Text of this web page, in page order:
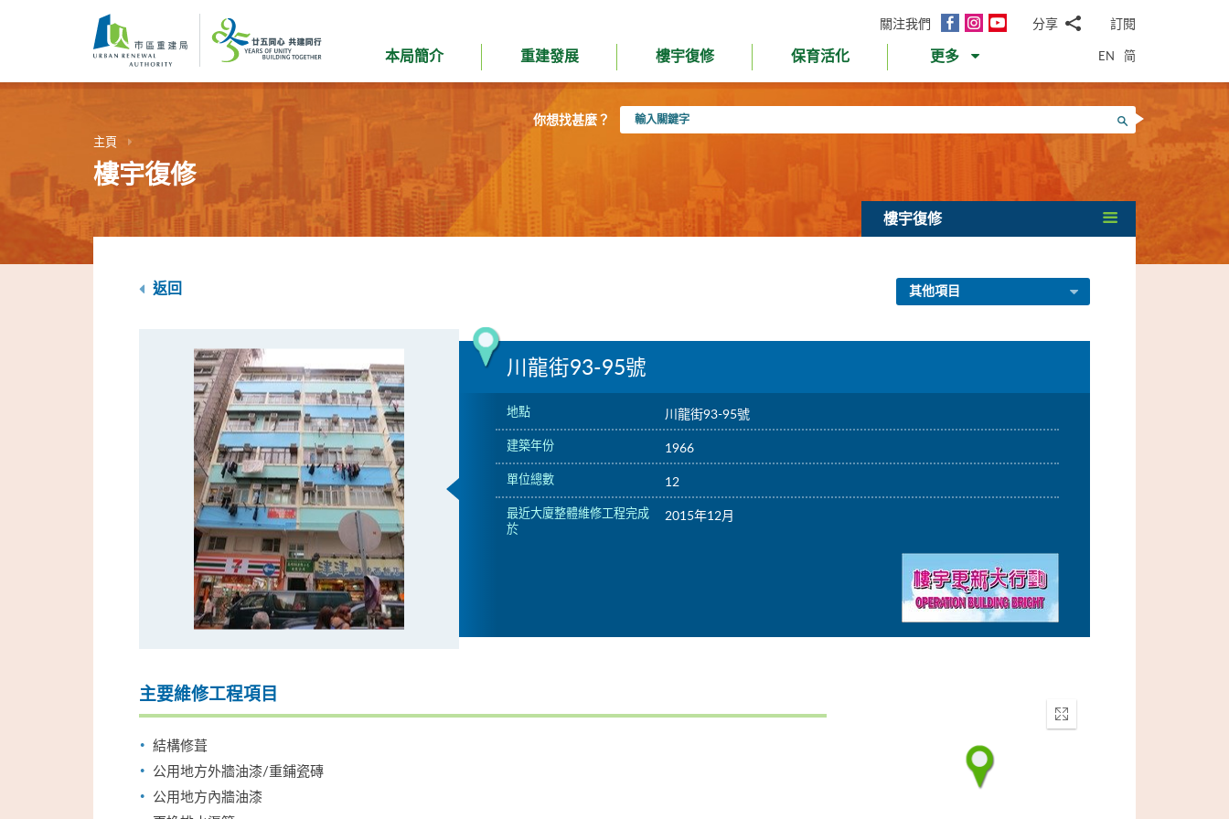
內
關注我們
面
InstagramYouTube分享
郵WhatsApp
微
信
面
書Twitter
LinkedIn
微
訂閱
本局簡介 重建發展 樓宇復修 保育活化 更多 EN 简
你想找甚麼？
入
搜尋
主頁
樓宇復修
樓宇復修
返回 其他項目
川龍街93-95號
地點 川龍街93-95號
建築年份 1966
單位總數 12
最近大廈整體維修工程完成
於
2015年12月
主要維修工程項目
結構修葺
公用地方外牆油漆/重鋪瓷磚
公用地方內牆油漆
Enter
fullscreen